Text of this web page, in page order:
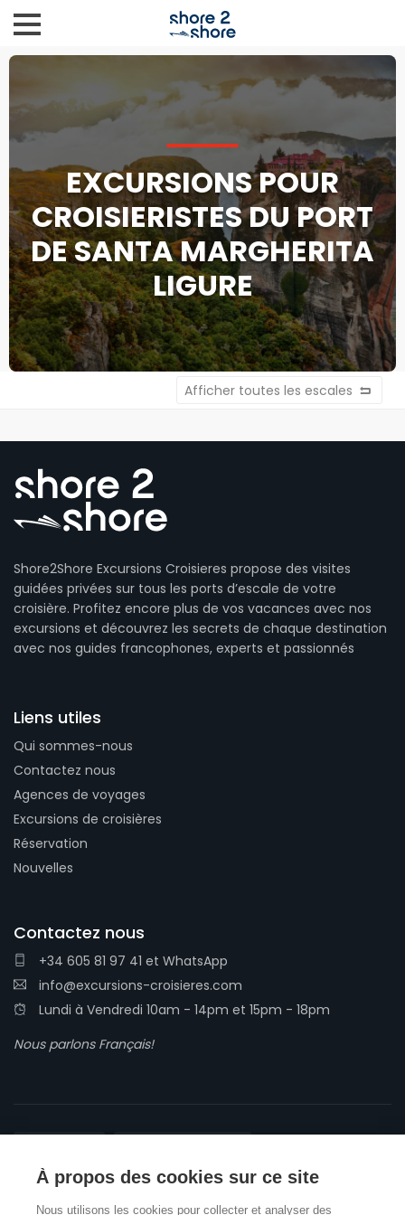
EXCURSIONS POUR
CROISIERISTES DU PORT
DE SANTA MARGHERITA
LIGURE
Afficher toutes les escales
Shore2Shore Excursions Croisieres propose des visites
guidées privées sur tous les ports d’escale de votre
croisière. Profitez encore plus de vos vacances avec nos
excursions et découvrez les secrets de chaque destination
avec nos guides francophones, experts et passionnés
Liens utiles
Qui sommes-nous
Contactez nous
Agences de voyages
Excursions de croisières
Réservation
Nouvelles
Contactez nous
+34 605 81 97 41 et WhatsApp
info@excursions-croisieres.com
Lundi à Vendredi 10am - 14pm et 15pm - 18pm
Nous parlons Français!
Conditions générales
À propos des cookies sur ce site
Nous utilisons les cookies pour collecter et analyser des